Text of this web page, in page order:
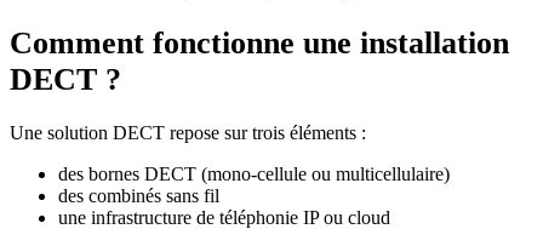
Comment fonctionne une installation
DECT ?
Une solution DECT repose sur trois éléments :
des bornes DECT (mono-cellule ou multicellulaire)
des combinés sans fil
une infrastructure de téléphonie IP ou cloud